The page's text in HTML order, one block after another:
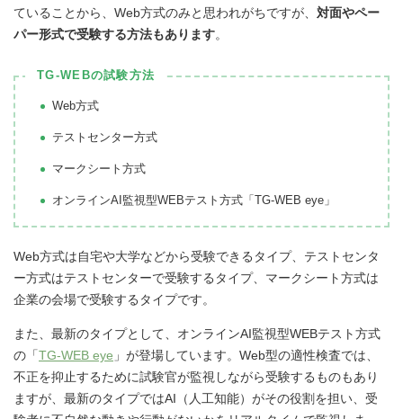
ていることから、Web方式のみと思われがちですが、 対面やペー
パー形式で受験する方法もあります。
TG-WEBの試験方法
Web方式
テストセンター方式
マークシート方式
オンラインAI監視型WEBテスト方式「TG-WEB eye」
Web方式は自宅や大学などから受験できるタイプ、テストセンタ
ー方式はテストセンターで受験するタイプ、マークシート方式は
企業の会場で受験するタイプです。
また、最新のタイプとして、オンラインAI監視型WEBテスト方式
の「TG-WEB eye 」が登場しています。Web型の適性検査では、
不正を抑止するために試験官が監視しながら受験するものもあり
ますが、最新のタイプではAI（人工知能）がその役割を担い、受